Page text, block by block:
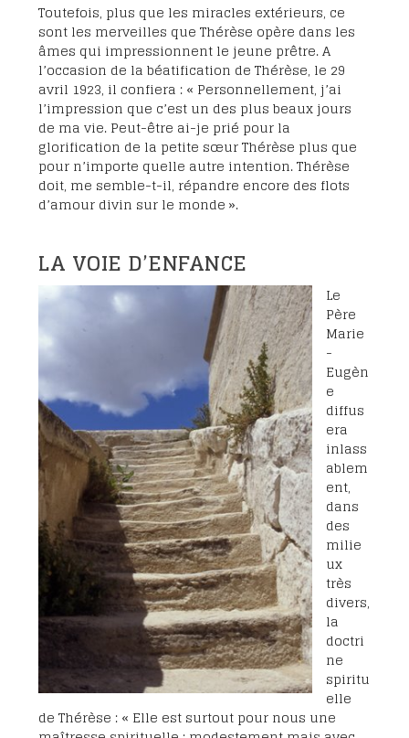
Toutefois, plus que les miracles extérieurs, ce
sont les merveilles que Thérèse opère dans les
âmes qui impressionnent le jeune prêtre. A
l’occasion de la béatification de Thérèse, le 29
avril 1923, il confiera : « Personnellement, j’ai
l’impression que c’est un des plus beaux jours
de ma vie. Peut-être ai-je prié pour la
glorification de la petite sœur Thérèse plus que
pour n’importe quelle autre intention. Thérèse
doit, me semble-t-il, répandre encore des flots
d’amour divin sur le monde ».
LA VOIE D’ENFANCE
Le
Père
Marie
-
Eugèn
e
diffus
era
inlass
ablem
ent,
dans
des
milie
ux
très
divers,
la
doctri
ne
spiritu
elle
de Thérèse : « Elle est surtout pour nous une